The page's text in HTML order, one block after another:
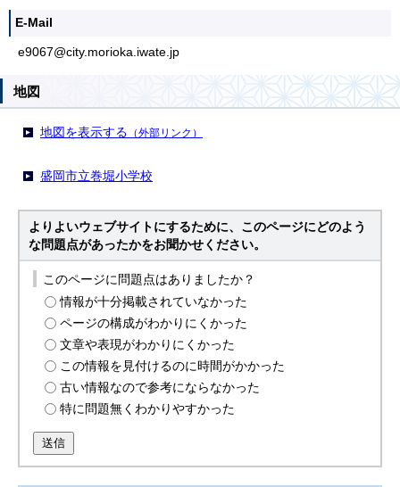
E-Mail
e9067@city.morioka.iwate.jp
地図
地図を表示する （外部リンク）
盛岡市立巻堀小学校
よりよいウェブサイトにするために、このページにどのよう
な問題点があったかをお聞かせください。
このページに問題点はありましたか？
情報が十分掲載されていなかった
ページの構成がわかりにくかった
文章や表現がわかりにくかった
この情報を見付けるのに時間がかかった
古い情報なので参考にならなかった
特に問題無くわかりやすかった
送信